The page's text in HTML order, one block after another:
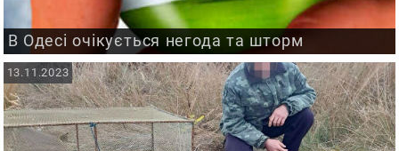
В Одесі очікується негода та шторм
13.11.2023